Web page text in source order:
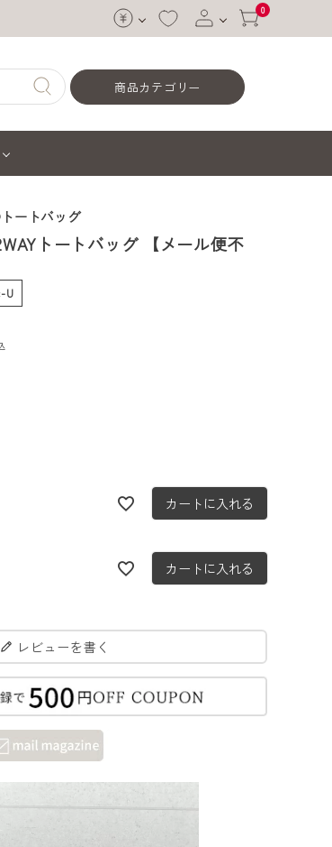
会員登録
0
商品カテゴリー
ートバッグ
トートバッグ 【メール便不
U
カートに入れる
カートに入れる
レビューを書く